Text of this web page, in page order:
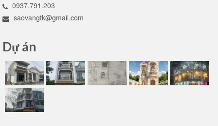
0937.791.203
saovangtk@gmail.com
Dự án